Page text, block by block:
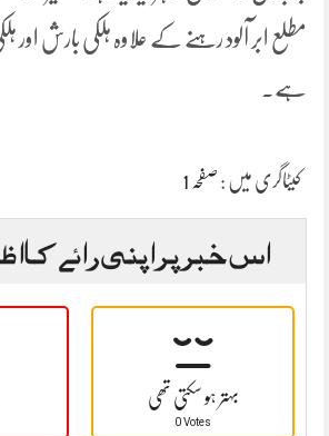
مطلع ابر آلود رہنے کے علاوہ ہلکی بارش اور
ہے۔
کیٹاگری میں : صفحہ 1
اس خبر پر اپنی رائے کا
بہتر ہو سکتی تھی
0 Votes